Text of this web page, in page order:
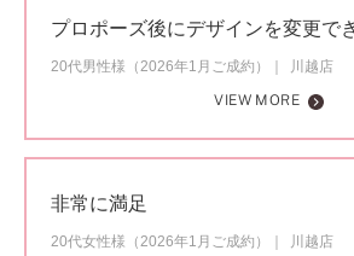
プロポーズ後にデザインを変更で
20代男性様（2026年1月ご成約）
川越店
VIEW MORE
非常に満足
20代女性様（2026年1月ご成約）
川越店